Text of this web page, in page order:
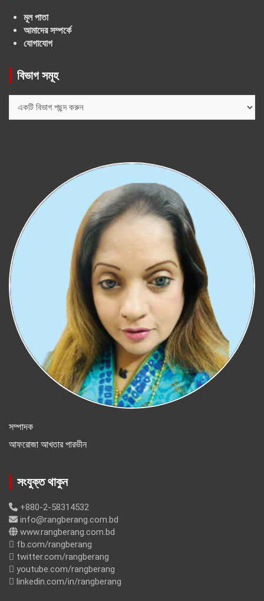
মূল পাতা
আমাদের সম্পর্কে
যোগাযোগ
বিভাগ সমূহ
সম্পাদক
আফরোজা আখতার পারভীন
সংযুক্ত থাকুন
+880-2-58314532
info@rangberang.com.bd
www.rangberang.com.bd
fb.com/rangberang
twitter.com/rangberang
youtube.com/rangberang
linkedin.com/in/rangberang